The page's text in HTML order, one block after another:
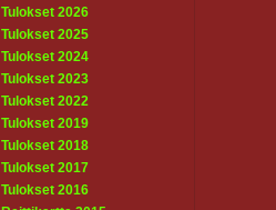
Tulokset 2026
Tulokset 2025
Tulokset 2024
Tulokset 2023
Tulokset 2022
Tulokset 2019
Tulokset 2018
Tulokset 2017
Tulokset 2016